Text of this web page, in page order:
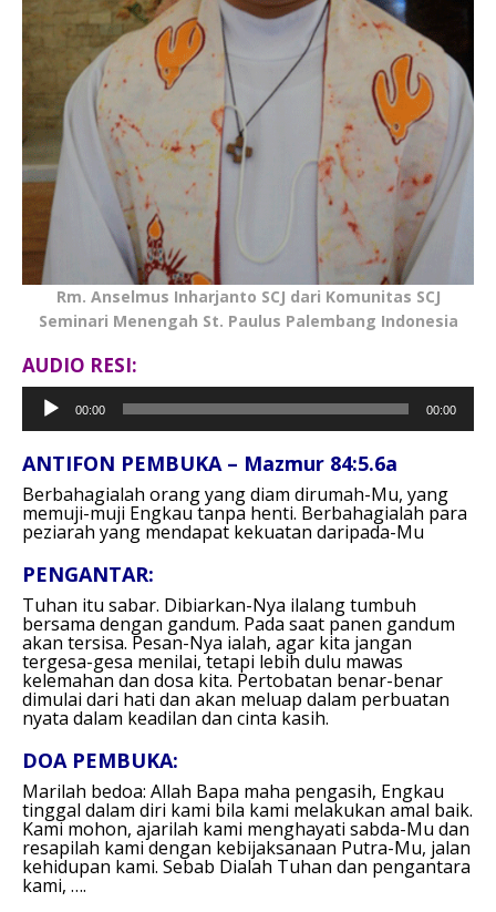
Rm. Anselmus Inharjanto SCJ dari Komunitas SCJ
Seminari Menengah St. Paulus Palembang Indonesia
AUDIO RESI:
Pemutar
Audio
00:00 00:00
ANTIFON PEMBUKA – Mazmur 84:5.6a
Berbahagialah orang yang diam dirumah-Mu, yang
memuji-muji Engkau tanpa henti. Berbahagialah para
peziarah yang mendapat kekuatan daripada-Mu
PENGANTAR:
Tuhan itu sabar. Dibiarkan-Nya ilalang tumbuh
bersama dengan gandum. Pada saat panen gandum
akan tersisa. Pesan-Nya ialah, agar kita jangan
tergesa-gesa menilai, tetapi lebih dulu mawas
kelemahan dan dosa kita. Pertobatan benar-benar
dimulai dari hati dan akan meluap dalam perbuatan
nyata dalam keadilan dan cinta kasih.
DOA PEMBUKA:
Marilah bedoa: Allah Bapa maha pengasih, Engkau
tinggal dalam diri kami bila kami melakukan amal baik.
Kami mohon, ajarilah kami menghayati sabda-Mu dan
resapilah kami dengan kebijaksanaan Putra-Mu, jalan
kehidupan kami. Sebab Dialah Tuhan dan pengantara
kami, ….